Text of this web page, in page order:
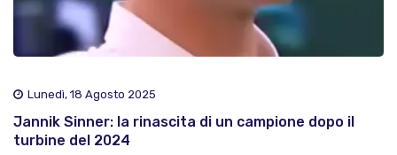
Lunedì, 18 Agosto 2025
Jannik Sinner: la rinascita di un campione dopo il
turbine del 2024